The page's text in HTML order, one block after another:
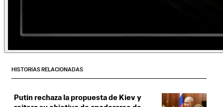
HISTORIAS RELACIONADAS
Putin rechaza la propuesta de Kiev y